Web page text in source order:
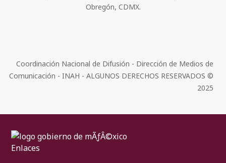
Obregón, CDMX.
Coordinación Nacional de Difusión - Dirección de Medios de
Comunicación - INAH - ALGUNOS DERECHOS RESERVADOS ©
2025
Enlaces